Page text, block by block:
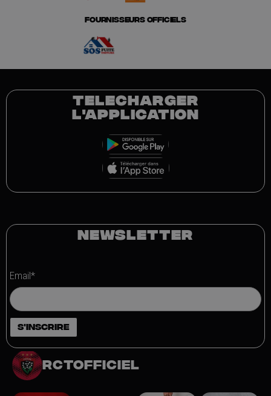
FOURNISSEURS OFFICIELS
TELECHARGER
L'APPLICATION
NEWSLETTER
Email*
rctofficiel